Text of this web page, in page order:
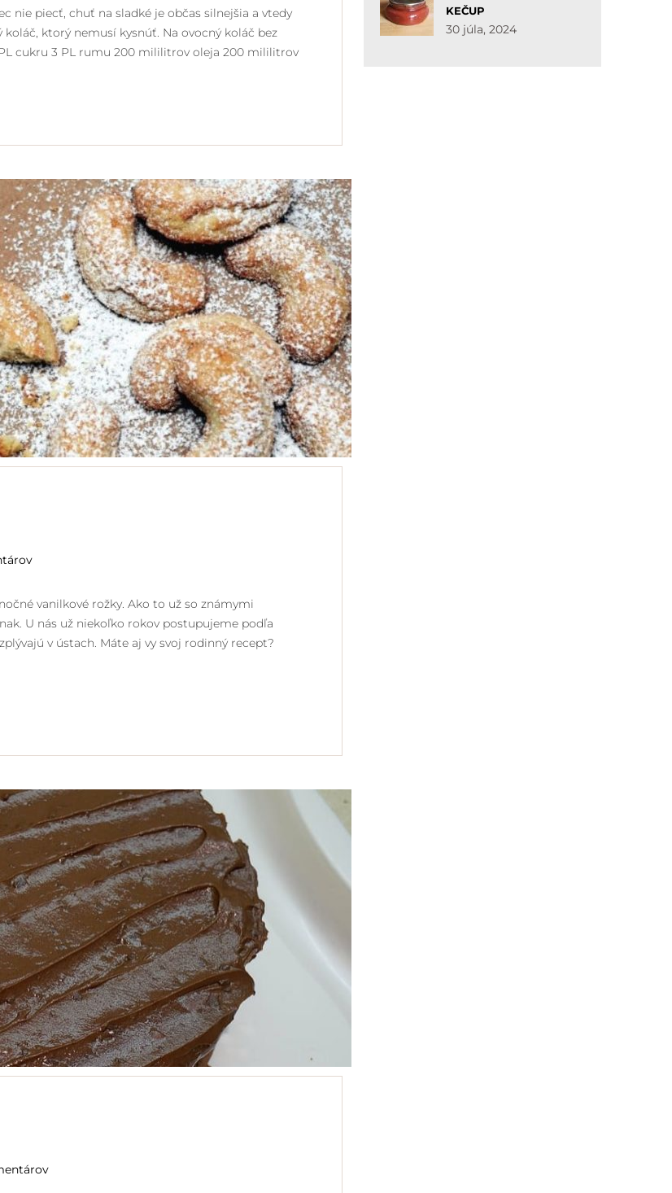
nie piecť, chuť na sladké je občas silnejšia a vtedy
ktorý nemusí kysnúť. Na ovocný koláč bez
cukru 3 PL rumu 200 mililitrov oleja 200 mililitrov
vanilkové rožky. Ako to už so známymi
U nás už niekoľko rokov postupujeme podľa
v ústach. Máte aj vy svoj rodinný recept?
KEČUP
30 júla, 2024